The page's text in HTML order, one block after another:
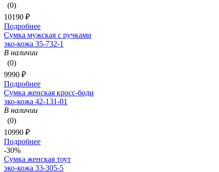
(0)
10190 ₽
Подробнее
Сумка мужская с ручками
эко-кожа 35-732-1
В наличии
(0)
9990 ₽
Подробнее
Сумка женская кросс-боди
эко-кожа 42-131-01
В наличии
(0)
10990 ₽
Подробнее
-30%
Сумка женская тоут
эко-кожа 33-305-5